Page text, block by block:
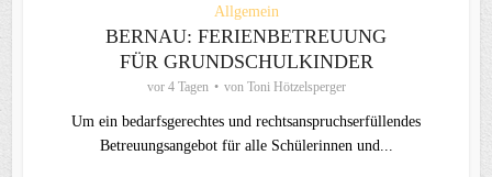
Allgemein
BERNAU: FERIENBETREUUNG
FÜR GRUNDSCHULKINDER
vor 4 Tagen von Toni Hötzelsperger
Um ein bedarfsgerechtes und rechtsanspruchserfüllendes
Betreuungsangebot für alle Schülerinnen und...